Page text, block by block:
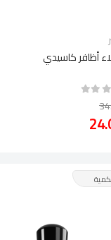
أظافر كاسيدي